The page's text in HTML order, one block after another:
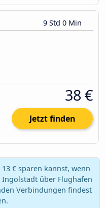
9 Std 0 Min
38 €
Jetzt finden
€ sparen kannst, wenn
über Flughafen
Verbindungen findest